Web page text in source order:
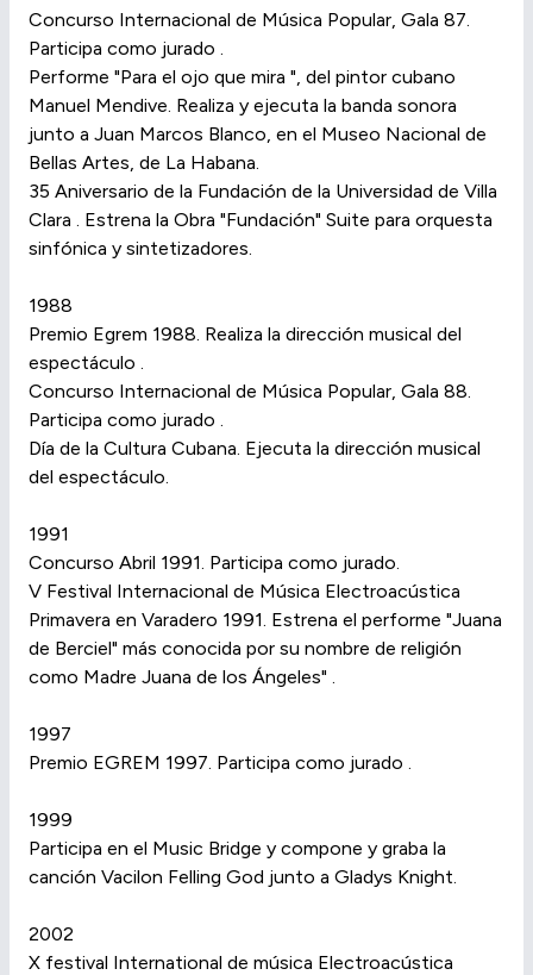
Concurso Internacional de Música Popular, Gala 87.
Participa como jurado .
Performe "Para el ojo que mira ", del pintor cubano
Manuel Mendive. Realiza y ejecuta la banda sonora
junto a Juan Marcos Blanco, en el Museo Nacional de
Bellas Artes, de La Habana.
35 Aniversario de la Fundación de la Universidad de Villa
Clara . Estrena la Obra "Fundación" Suite para orquesta
sinfónica y sintetizadores.
1988
Premio Egrem 1988. Realiza la dirección musical del
espectáculo .
Concurso Internacional de Música Popular, Gala 88.
Participa como jurado .
Día de la Cultura Cubana. Ejecuta la dirección musical
del espectáculo.
1991
Concurso Abril 1991. Participa como jurado.
V Festival Internacional de Música Electroacústica
Primavera en Varadero 1991. Estrena el performe "Juana
de Berciel" más conocida por su nombre de religión
como Madre Juana de los Ángeles" .
1997
Premio EGREM 1997. Participa como jurado .
1999
Participa en el Music Bridge y compone y graba la
canción Vacilon Felling God junto a Gladys Knight.
2002
X festival International de música Electroacústica